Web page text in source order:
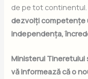
de pe tot
dezvolți competențe
independența,
Ministerul Tineretului
vă informează că o